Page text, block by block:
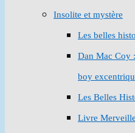
Insolite et mystère
Les belles
Dan Mac Coy
boy
Les Belles
Livre